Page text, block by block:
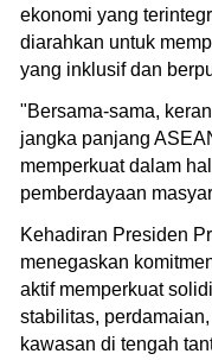
ekonomi yang
diarahkan untuk
yang inklusif dan
"Bersama-sama,
jangka panjang
memperkuat dalam
pemberdayaan
Kehadiran Presiden
menegaskan
aktif memperkuat
stabilitas,
kawasan di tengah